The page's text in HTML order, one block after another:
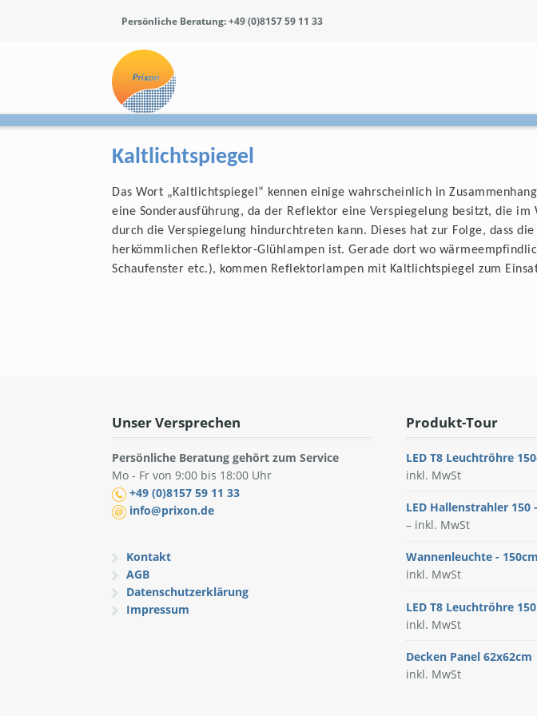
Persönliche Beratung: +49 (0)8157 59 11 33
Kaltlichtspiegel
Das Wort „Kaltlichtspiegel“ kennen einige wahrscheinlich in
eine Sonderausführung, da der Reflektor eine Verspiegelung besitzt, die
durch die Verspiegelung hindurchtreten kann. Dieses hat zur Folge, dass
herkömmlichen Reflektor-Glühlampen ist. Gerade dort wo
Schaufenster etc.), kommen Reflektorlampen mit Kaltlichtspiegel zum
Unser Versprechen
Persönliche Beratung gehört zum Service
Mo - Fr von 9:00 bis 18:00 Uhr
+49 (0)8157 59 11 33
info@prixon.de
Kontakt
AGB
Datenschutzerklärung
Impressum
Produkt-Tour
LED T8 Leuchtröhre
inkl. MwSt
LED Hallenstrahler 150
– inkl. MwSt
Wannenleuchte -
inkl. MwSt
LED T8 Leuchtröhre
inkl. MwSt
Decken Panel
inkl. MwSt